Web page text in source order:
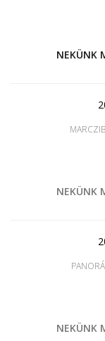
NEKÜNK
NEKÜNK
NEKÜNK